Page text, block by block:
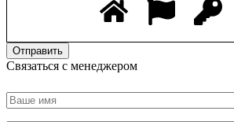
Связаться с менеджером